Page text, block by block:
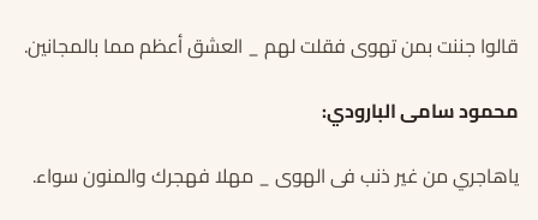
قالوا جننت بمن تهوى فقلت لهم _ العشق أعظم مما بالمجانين.
محمود سامى البارودي:
ياهاجري من غير ذنب فى الهوى _ مهلا فهجرك والمنون سواء.